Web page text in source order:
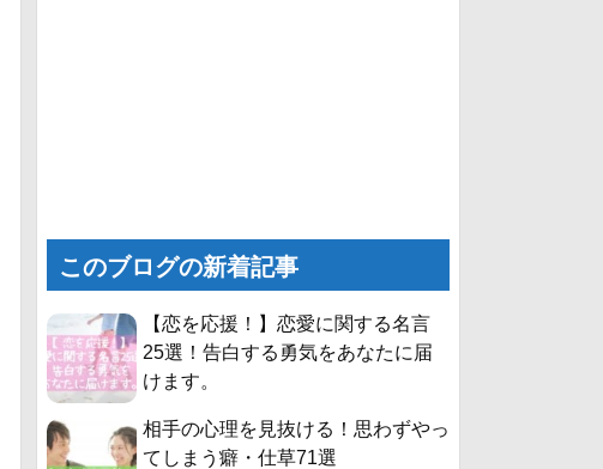
このブログの新着記事
【恋を応援！】恋愛に関する名言
25選！告白する勇気をあなたに届
けます。
相手の心理を見抜ける！思わずやっ
てしまう癖・仕草71選